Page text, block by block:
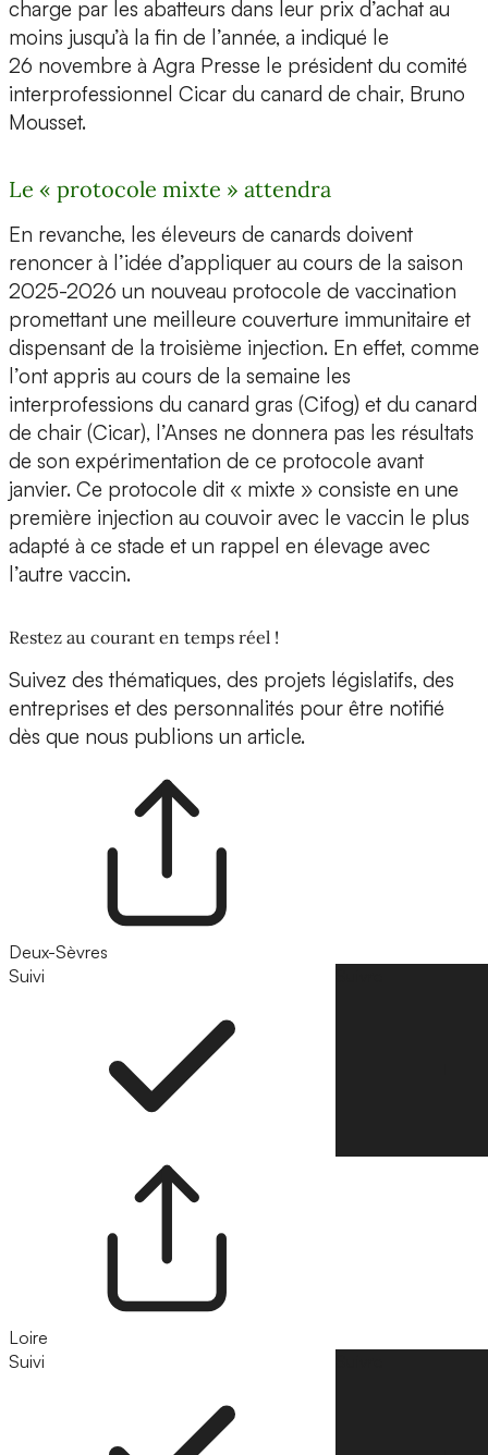
charge par les abatteurs dans leur prix d’achat au
moins jusqu’à la fin de l’année, a indiqué le
26 novembre à Agra Presse le président du comité
interprofessionnel Cicar du canard de chair, Bruno
Mousset.
Le « protocole mixte » attendra
En revanche, les éleveurs de canards doivent
renoncer à l’idée d’appliquer au cours de la saison
2025-2026 un nouveau protocole de vaccination
promettant une meilleure couverture immunitaire et
dispensant de la troisième injection. En effet, comme
l’ont appris au cours de la semaine les
interprofessions du canard gras (Cifog) et du canard
de chair (Cicar), l’Anses ne donnera pas les résultats
de son expérimentation de ce protocole avant
janvier. Ce protocole dit « mixte » consiste en une
première injection au couvoir avec le vaccin le plus
adapté à ce stade et un rappel en élevage avec
l’autre vaccin.
Restez au courant en temps réel !
Suivez des thématiques, des projets législatifs, des
entreprises et des personnalités pour être notifié
dès que nous publions un article.
Deux-Sèvres
Suivi
Loire
Suivi